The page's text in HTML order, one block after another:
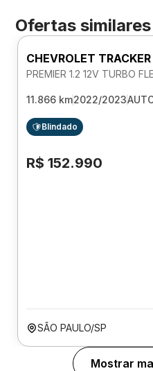
Ofertas
CHEVROLET TRACKER
11.866 km2022/2023
Blindado
R$ 152.990
SÃO PAULO/SP
Mostrar